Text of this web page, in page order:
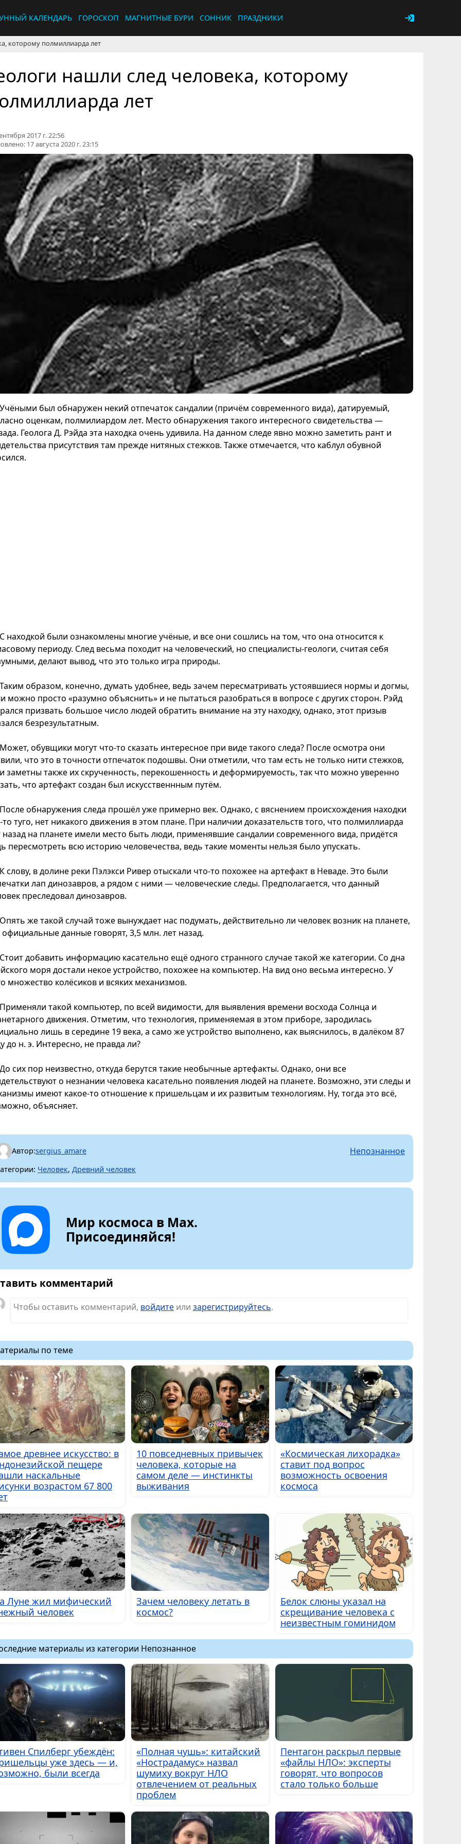
КАЛЕНДАРЬ ГОРОСКОП МАГНИТНЫЕ БУРИ СОННИК ПРАЗДНИКИ
которому полмиллиарда лет
нашли след человека, которому
лет
2017 г. 22:56
17 августа 2020 г. 23:15
Учёными был обнаружен некий отпечаток сандалии (причём современного вида), датируемый,
оценкам, полмилиардом лет. Место обнаружения такого интересного свидетельства —
Геолога Д. Рэйда эта находка очень удивила. На данном следе явно можно заметить рант и
присутствия там прежде нитяных стежков. Также отмечается, что каблул обувной
С находкой были ознакомлены многие учёные, и все они сошлись на том, что она относится к
периоду. След весьма походит на человеческий, но специалисты-геологи, считая себя
делают вывод, что это только игра природы.
Таким образом, конечно, думать удобнее, ведь зачем пересматривать устоявшиеся нормы и догмы,
можно просто «разумно объяснить» и не пытаться разобраться в вопросе с других сторон. Рэйд
призвать большое число людей обратить внимание на эту находку, однако, этот призыв
безрезультатным.
Может, обувщики могут что-то сказать интересное при виде такого следа? После осмотра они
что это в точности отпечаток подошвы. Они отметили, что там есть не только нити стежков,
заметны также их скрученность, перекошенность и деформируемость, так что можно уверенно
что артефакт создан был искусственнным путём.
После обнаружения следа прошёл уже примерно век. Однако, с вяснением происхождения находки
то туго, нет никакого движения в этом плане. При наличии доказательств того, что полмиллиарда
назад на планете имели место быть люди, применявшие сандалии современного вида, придётся
пересмотреть всю историю человечества, ведь такие моменты нельзя было упускать.
К слову, в долине реки Пэлэкси Ривер отыскали что-то похожее на артефакт в Неваде. Это были
лап динозавров, а рядом с ними — человеческие следы. Предполагается, что данный
преследовал динозавров.
Опять же такой случай тоже вынуждает нас подумать, действительно ли человек возник на планете,
официальные данные говорят, 3,5 млн. лет назад.
Стоит добавить информацию касательно ещё одного странного случае такой же категории. Со дна
моря достали некое устройство, похожее на компьютер. На вид оно весьма интересно. У
множество колёсиков и всяких механизмов.
Применяли такой компьютер, по всей видимости, для выявления времени восхода Солнца и
движения. Отметим, что технология, применяемая в этом приборе, зародилась
лишь в середине 19 века, а само же устройство выполнено, как выяснилось, в далёком 87
до н. э. Интересно, не правда ли?
До сих пор неизвестно, откуда берутся такие необычные артефакты. Однако, они все
о незнании человека касательно появления людей на планете. Возможно, эти следы и
имеют какое-то отношение к пришельцам и их развитым технологиям. Ну, тогда это всё,
объясняет.
Автор:sergius_amare Непознанное
Человек, Древний человек
Мир космоса в Max.
Присоединяйся!
комментарий
Чтобы оставить комментарий, войдите или зарегистрируйтесь.
по теме
древнее искусство: в
пещере
наскальные
возрастом 67 800
10 повседневных привычек
человека, которые на
самом деле — инстинкты
выживания
«Космическая лихорадка»
ставит под вопрос
возможность освоения
космоса
Луне жил мифический
человек
Зачем человеку летать в
космос?
Белок слюны указал на
скрещивание человека с
неизвестным гоминидом
материалы из категории Непознанное
Спилберг убеждён:
уже здесь — и,
были всегда
«Полная чушь»: китайский
«Нострадамус» назвал
шумиху вокруг НЛО
отвлечением от реальных
проблем
Пентагон раскрыл первые
«файлы НЛО»: эксперты
говорят, что вопросов
стало только больше